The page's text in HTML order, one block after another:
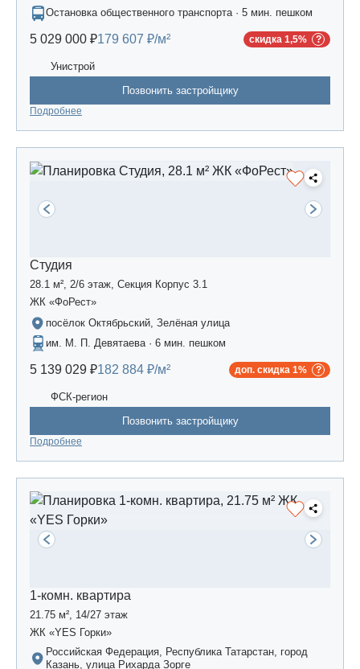
Остановка общественного транспорта · 5 мин. пешком
5 029 000 ₽179 607 ₽/м² скидка 1,5%
Унистрой
Позвонить застройщику
Подробнее
Студия
28.1 м², 2/6 этаж, Секция Корпус 3.1
ЖК «ФоРест»
посёлок Октябрьский, Зелёная улица
им. М. П. Девятаева · 6 мин. пешком
5 139 029 ₽182 884 ₽/м² доп. скидка 1%
ФСК-регион
Позвонить застройщику
Подробнее
1-комн. квартира
21.75 м², 14/27 этаж
ЖК «YES Горки»
Российская Федерация, Республика Татарстан, город
Казань, улица Рихарда Зорге